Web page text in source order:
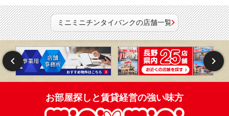
ミニミニチンタイバンクの店舗一覧
お部屋探しと賃貸経営の強い味方